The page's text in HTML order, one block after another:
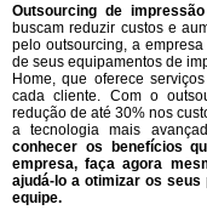
Outsourcing de impressão
buscam reduzir custos e
pelo outsourcing, a
de seus equipamentos de
Home, que oferece
cada cliente. Com o
redução de até 30% nos
a tecnologia mais
conhecer os benefícios
empresa, faça agora
ajudá-lo a otimizar os
equipe.